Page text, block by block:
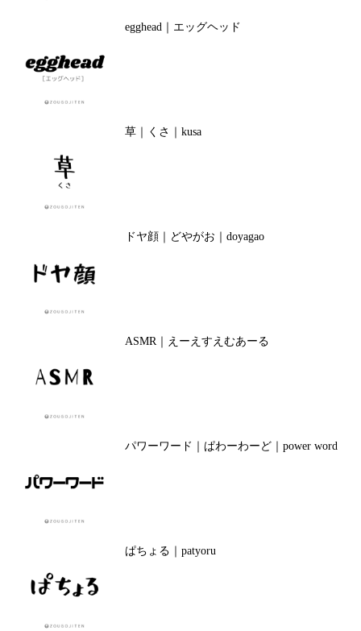
egghead｜エッグヘッド
草｜くさ｜kusa
ドヤ顔｜どやがお｜doyagao
ASMR｜えーえすえむあーる
パワーワード｜ぱわーわーど｜power word
ぱちょる｜patyoru